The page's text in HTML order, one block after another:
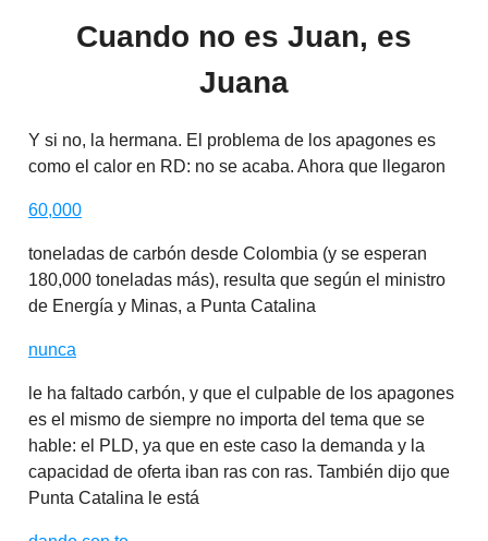
Cuando no es Juan, es
Juana
Y si no, la hermana. El problema de los apagones es
como el calor en RD: no se acaba. Ahora que llegaron
60,000
toneladas de carbón desde Colombia (y se esperan
180,000 toneladas más), resulta que según el ministro
de Energía y Minas, a Punta Catalina
nunca
le ha faltado carbón, y que el culpable de los apagones
es el mismo de siempre no importa del tema que se
hable: el PLD, ya que en este caso la demanda y la
capacidad de oferta iban ras con ras. También dijo que
Punta Catalina le está